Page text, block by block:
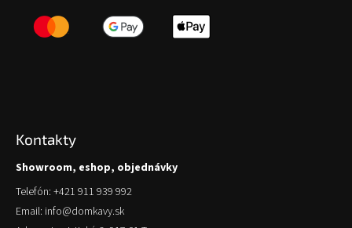
Kontakty
Showroom, eshop, objednávky
Telefón: +421 911 939 992
Email: info@domkavy.sk